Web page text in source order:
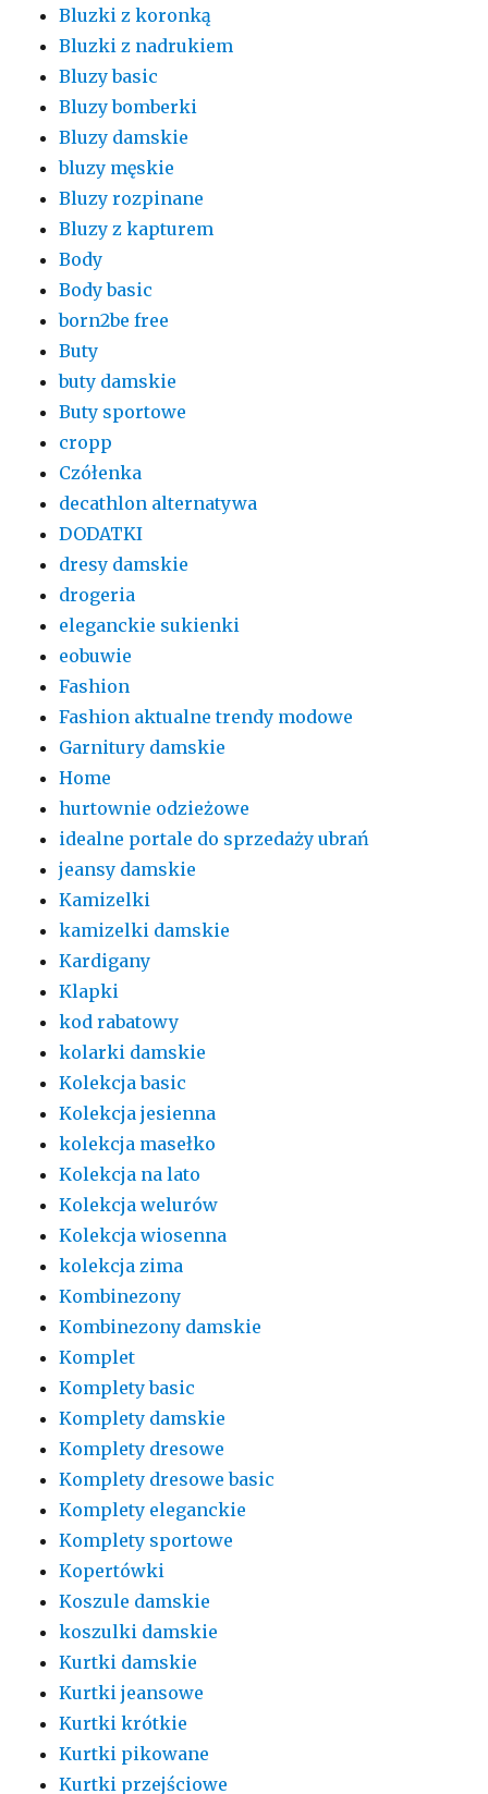
Bluzki z koronką
Bluzki z nadrukiem
Bluzy basic
Bluzy bomberki
Bluzy damskie
bluzy męskie
Bluzy rozpinane
Bluzy z kapturem
Body
Body basic
born2be free
Buty
buty damskie
Buty sportowe
cropp
Czółenka
decathlon alternatywa
DODATKI
dresy damskie
drogeria
eleganckie sukienki
eobuwie
Fashion
Fashion aktualne trendy modowe
Garnitury damskie
Home
hurtownie odzieżowe
idealne portale do sprzedaży ubrań
jeansy damskie
Kamizelki
kamizelki damskie
Kardigany
Klapki
kod rabatowy
kolarki damskie
Kolekcja basic
Kolekcja jesienna
kolekcja masełko
Kolekcja na lato
Kolekcja welurów
Kolekcja wiosenna
kolekcja zima
Kombinezony
Kombinezony damskie
Komplet
Komplety basic
Komplety damskie
Komplety dresowe
Komplety dresowe basic
Komplety eleganckie
Komplety sportowe
Kopertówki
Koszule damskie
koszulki damskie
Kurtki damskie
Kurtki jeansowe
Kurtki krótkie
Kurtki pikowane
Kurtki przejściowe